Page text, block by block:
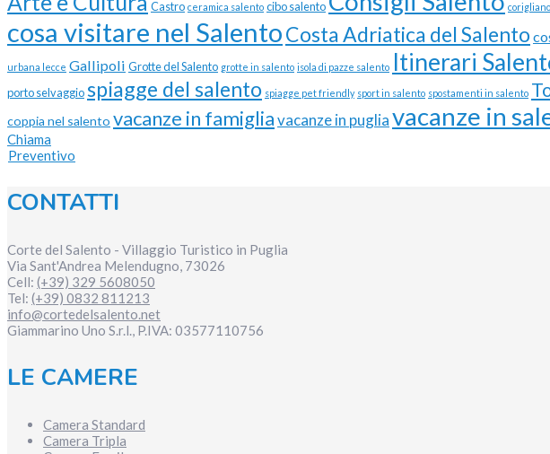
Castro ceramica salento cibo salento
cosa visitare nel SalentoCosta Adriatica del Salento
urbana lecce Gallipoli Grotte del Salento grotte in salento isola di pazze salento Itinerari
porto selvaggiospiagge del salento spiagge pet friendly sport in salento spostamenti in salento
coppia nel salento vacanze in famigliavacanze in pugliavacanze in
Chiama
Preventivo
CONTATTI
Corte del Salento - Villaggio Turistico in Puglia
Via Sant'Andrea Melendugno, 73026
Cell: (+39) 329 5608050
Tel: (+39) 0832 811213
info@cortedelsalento.net
Giammarino Uno S.r.l., P.IVA: 03577110756
LE CAMERE
Camera Standard
Camera Tripla